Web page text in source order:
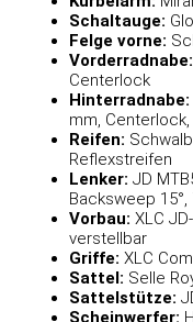
Schaltauge:
Felge vorne:
Vorderradnabe:
Centerlock
Hinterradnabe:
mm, Centerlock,
Reifen:
Reflexstreifen
Lenker: JD
Backsweep 15°,
Vorbau: XLC
verstellbar
Griffe: XLC
Sattel: Selle
Sattelstütze:
Scheinwerfer: